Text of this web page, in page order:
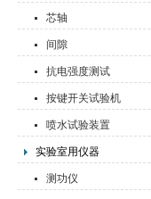
芯轴
间隙
抗电强度测试
按键开关试验机
喷水试验装置
实验室用仪器
测功仪